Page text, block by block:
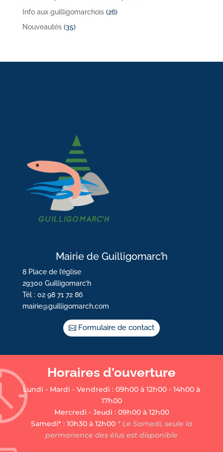
Info aux guilligomarchois(26)
Nouveautés(35)
Mairie de Guilligomarc’h
8 Place de l’église
29300 Guilligomarc’h
Tél : 02 98 71 72 86
mairie@guilligomarch.com
Formulaire de contact
Horaires d'ouverture
Lundi - Mardi - Vendredi : 09h00 à 12h00 - 14h00 à
17h00
Mercredi - Jeudi : 09h00 à 12h00
Samedi* : 10h30 à 12h00* Le Samedi, seule la
permanence des élus est disponible